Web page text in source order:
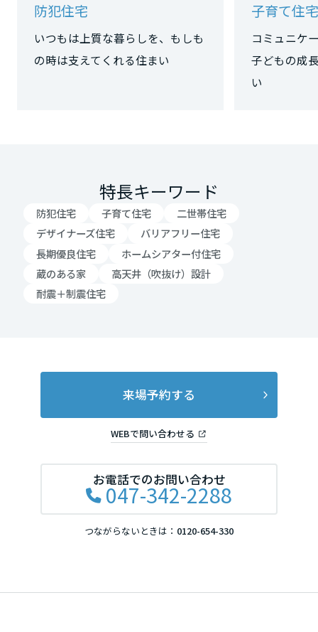
防犯住宅
いつもは上質な暮らしを、もしも
の時は支えてくれる住まい
子育て住宅
コミュニケ
子どもの成
い
特長キーワード
防犯住宅 子育て住宅
二世帯住宅
デザイナーズ住宅
バリアフリー住宅
長期優良住宅
ホームシアター付住宅
蔵のある家
高天井（吹抜け）設計
耐震＋制震住宅
来場予約する
WEBで問い合わせる
お電話でのお問い合わせ
047-342-2288
つながらないときは： 0120-654-330
岡山県
広島県
香川県
愛媛県
熊本県